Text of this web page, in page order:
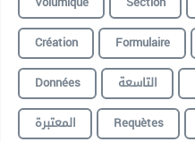
Création
Formulaire
Données
التاسعة
المعتبرة
Requètes